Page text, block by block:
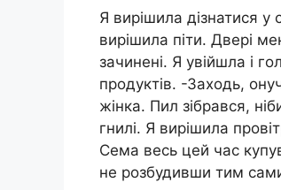
Я вирішила дізнатися у
вирішила піти. Двері
зачинені. Я увійшла і
продуктів. -Заходь,
жінка. Пил зібрався,
гнилі. Я вирішила
Сема весь цей час
не розбудивши тим